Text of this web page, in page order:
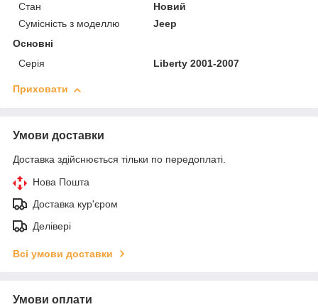
Стан
Новий
Сумісність з моделлю
Jeep
Основні
Серія
Liberty 2001-2007
Приховати
Умови доставки
Доставка здійснюється тільки по передоплаті.
Нова Пошта
Доставка кур'єром
Делівері
Всі умови доставки
Умови оплати